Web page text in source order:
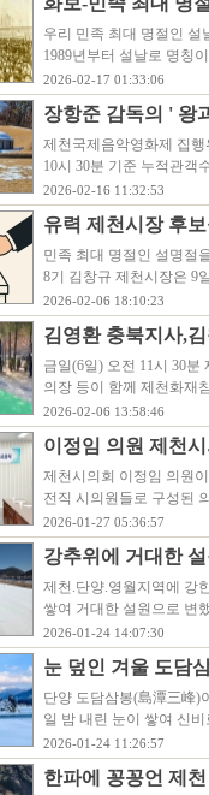
우리 민족 최대 명절인 설
1989년부터 설날로 명칭
2026-02-17 01:33:06
장항준 감독의 ' 왕
제천국제음악영화제 집
10시 30분 기준 누적관객
2026-02-16 11:32:53
유력 제천시장 후
민족 최대 명절인 설명절
8기 김창규 제천시장은 9
2026-02-06 18:10:23
김영환 충북지사,
금일(6일) 오전 11시 30
의장 등이 함께 제천화재
2026-02-06 13:58:46
이정임 의원 제천
제천시의회 이정임 의원
전직 시의원들로 구성된
2026-01-27 05:36:57
강추위에 거대한
제천.단양.영월지역에 강
쌓여 거대한 설원으로 변
2026-01-24 14:07:30
눈 덮인 겨울 도담
단양 도담삼봉(島潭三峰)
일 밤 내린 눈이 쌓여 신
2026-01-24 11:26:57
한파에 꽁꽁언 제